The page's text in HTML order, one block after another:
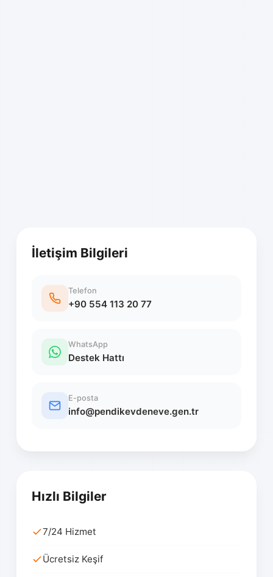
İletişim Bilgileri
Telefon
+90 554 113 20 77
WhatsApp
Destek Hattı
E-posta
info@pendikevdeneve.gen.tr
Hızlı Bilgiler
7/24 Hizmet
Ücretsiz Keşif